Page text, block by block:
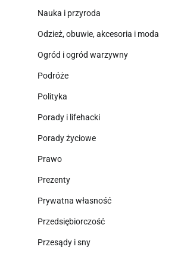
Nauka i przyroda
Odzież, obuwie, akcesoria i moda
Ogród i ogród warzywny
Podróże
Polityka
Porady i lifehacki
Porady życiowe
Prawo
Prezenty
Prywatna własność
Przedsiębiorczość
Przesądy i sny